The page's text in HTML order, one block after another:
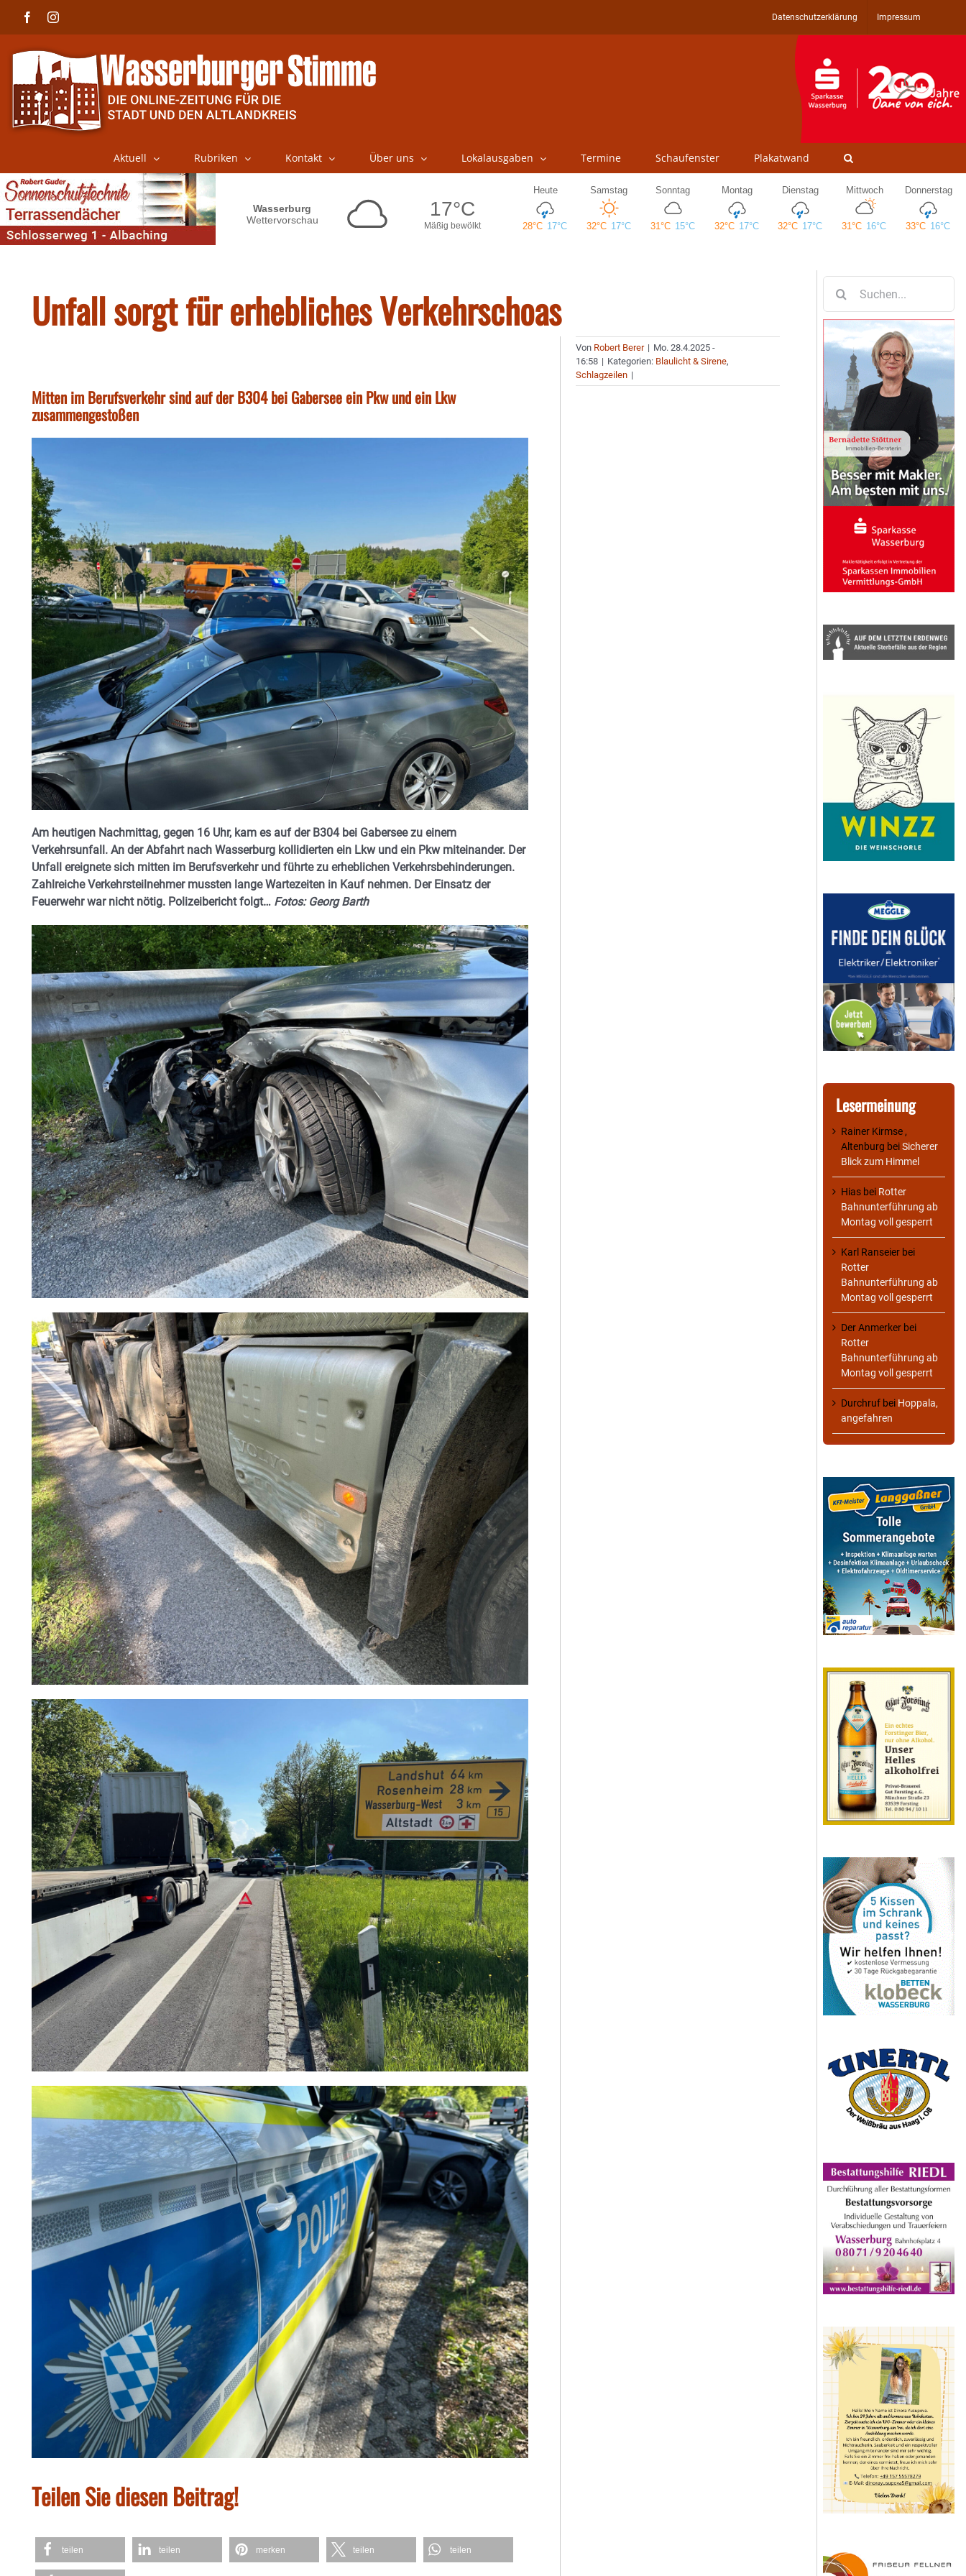
FacebookInstagram Datenschutzerklärung Impressum
Aktuell Rubriken Kontakt Über uns Lokalausgaben Termine Schaufenster Plakatwand
Unfall sorgt für erhebliches Verkehrschoas
Mitten im Berufsverkehr sind auf der B304 bei Gabersee ein Pkw und ein Lkw
zusammengestoßen
Am heutigen Nachmittag, gegen 16 Uhr, kam es auf der B304 bei Gabersee zu einem
Verkehrsunfall. An der Abfahrt nach Wasserburg kollidierten ein Lkw und ein Pkw miteinander. Der
Unfall ereignete sich mitten im Berufsverkehr und führte zu erheblichen Verkehrsbehinderungen.
Zahlreiche Verkehrsteilnehmer mussten lange Wartezeiten in Kauf nehmen. Der Einsatz der
Feuerwehr war nicht nötig. Polizeibericht folgt… Fotos: Georg Barth
Teilen Sie diesen Beitrag!
teilen teilen merken teilen teilen
Von Robert Berer | Mo. 28.4.2025 -
16:58 | Kategorien: Blaulicht & Sirene,
Schlagzeilen |
nach:
Lesermeinung
Rainer Kirmse ,
Altenburg beiSicherer
Blick zum Himmel
Hias bei Rotter
Bahnunterführung ab
Montag voll gesperrt
Karl Ranseier bei
Rotter
Bahnunterführung ab
Montag voll gesperrt
Der Anmerker bei
Rotter
Bahnunterführung ab
Montag voll gesperrt
Durchruf bei Hoppala,
angefahren